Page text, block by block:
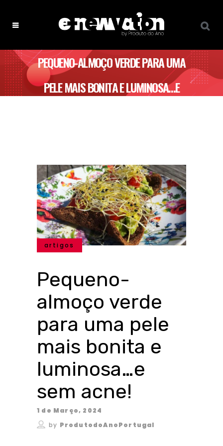
PEQUENO-ALMOÇO VERDE PARA UMA
PELE MAIS BONITA E LUMINOSA…E
artigos
Pequeno-
almoço verde
para uma pele
mais bonita e
luminosa…e
sem acne!
1 de Março, 2024
by ProdutodoAnoPortugal